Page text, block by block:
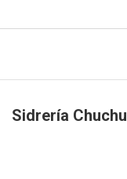
Sidrería Chuchu